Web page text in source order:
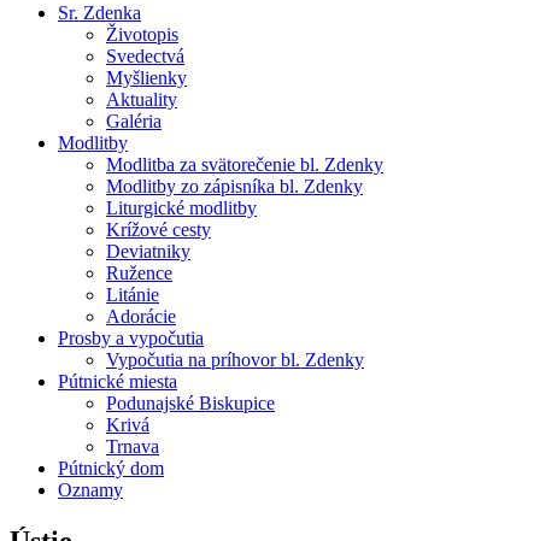
Sr. Zdenka
Životopis
Svedectvá
Myšlienky
Aktuality
Galéria
Modlitby
Modlitba za svätorečenie bl. Zdenky
Modlitby zo zápisníka bl. Zdenky
Liturgické modlitby
Krížové cesty
Deviatniky
Ružence
Litánie
Adorácie
Prosby a vypočutia
Vypočutia na príhovor bl. Zdenky
Pútnické miesta
Podunajské Biskupice
Krivá
Trnava
Pútnický dom
Oznamy